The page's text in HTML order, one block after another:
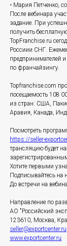
• Мария Петченко,
После вебинара
задание. При
получить
TopFranchise.ru
Россиии СНГ.
предпринимателей и
по франчайзингу.
Topfranchise.com
посещаемость 108
из стран: США,
Аравия, Канада,
Посмотреть
https://seller-
трансляцию будет
Хотите первыми
Подписывайтесь на
До встречи на
Направление по
АО "Российский
123610, Москва,
seller@exportcenter.ru
www.exportcenter.ru